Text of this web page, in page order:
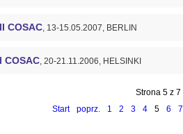
COSAC, 13-15.05.2007, BERLIN
COSAC, 20-21.11.2006, HELSINKI
Strona 5 z 7
Start
poprz. 1 2 3 4 5 6 7